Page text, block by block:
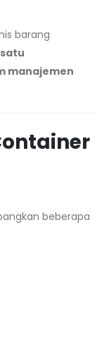
barang
manajemen
beberapa